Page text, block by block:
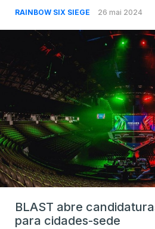
RAINBOW SIX SIEGE 26 mai 2024
BLAST abre
para cidades-sede